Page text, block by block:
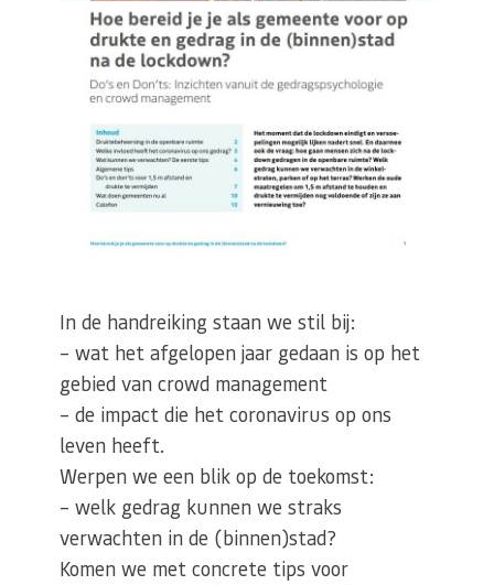
In de handreiking staan we stil bij:
– wat het afgelopen jaar gedaan is op het
gebied van crowd management
– de impact die het coronavirus op ons
leven heeft.
Werpen we een blik op de toekomst:
– welk gedrag kunnen we straks
verwachten in de (binnen)stad?
Komen we met concrete tips voor